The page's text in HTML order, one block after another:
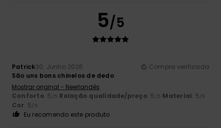
5/5
Patrick30. Junho 2026
Compra verificada
São uns bons chinelos de dedo
Mostrar original - Neerlandês
Conforto: 5 /5 Relação qualidade/preço: 5 /5 Material: 5/5
Cor: 5/5
Eu recomendo este produto